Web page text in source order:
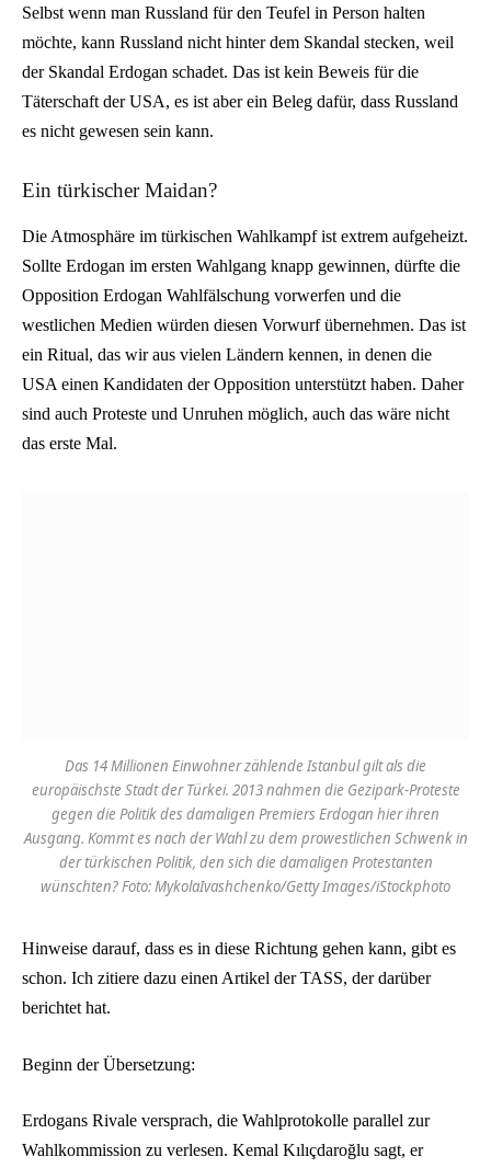
Selbst wenn man Russland für den Teufel in Person halten
möchte, kann Russland nicht hinter dem Skandal stecken, weil
der Skandal Erdogan schadet. Das ist kein Beweis für die
Täterschaft der USA, es ist aber ein Beleg dafür, dass Russland
es nicht gewesen sein kann.
Ein türkischer Maidan?
Die Atmosphäre im türkischen Wahlkampf ist extrem aufgeheizt.
Sollte Erdogan im ersten Wahlgang knapp gewinnen, dürfte die
Opposition Erdogan Wahlfälschung vorwerfen und die
westlichen Medien würden diesen Vorwurf übernehmen. Das ist
ein Ritual, das wir aus vielen Ländern kennen, in denen die
USA einen Kandidaten der Opposition unterstützt haben. Daher
sind auch Proteste und Unruhen möglich, auch das wäre nicht
das erste Mal.
Das 14 Millionen Einwohner zählende Istanbul gilt als die
europäischste Stadt der Türkei. 2013 nahmen die Gezipark-Proteste
gegen die Politik des damaligen Premiers Erdogan hier ihren
Ausgang. Kommt es nach der Wahl zu dem prowestlichen Schwenk in
der türkischen Politik, den sich die damaligen Protestanten
wünschten? Foto: MykolaIvashchenko/Getty Images/iStockphoto
Hinweise darauf, dass es in diese Richtung gehen kann, gibt es
schon. Ich zitiere dazu einen Artikel der TASS, der darüber
berichtet hat.
Beginn der Übersetzung:
Erdogans Rivale versprach, die Wahlprotokolle parallel zur
Wahlkommission zu verlesen. Kemal Kılıçdaroğlu sagt, er